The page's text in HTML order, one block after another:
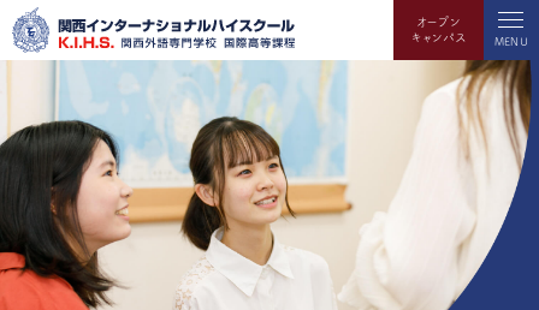
オープン
キャンパス
MENU